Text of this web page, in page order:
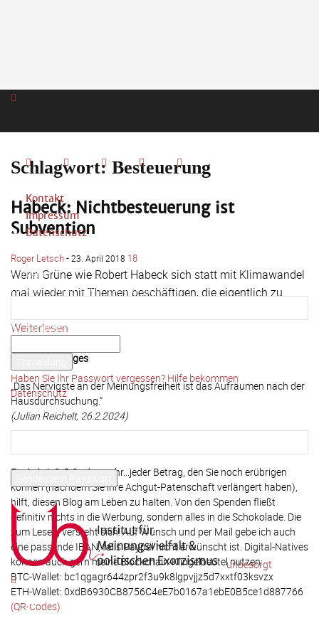
Kontakt
Impressum
Datenschutz
Anmelden
Herzlich willkommen! Melden Sie sich an
Ihr Benutzername
Haben Sie Ihr Passwort vergessen? Hilfe bekommen
Datenschutz
Passwort-Wiederherstellung
Passwort zurücksetzen
Ein Passwort wird Ihnen per Email zugeschickt.
unbesorgt
Schlagwort: Besteuerung
Habeck: Nichtbesteuerung ist
Subvention
Roger Letsch-23. April 2018 18
Wenn Grüne wie Robert Habeck sich statt mit Klimawandel
mal wieder mit Themen beschäftigen, die eigentlich zu
Weiterlesen
Spruch des Tages
„Das Nervigste an der Meinungsfreiheit ist das Aufräumen nach der
Hausdurchsuchung.“
(Julian Reichelt, 26.2.2024)
Egal ob 1 €, 5 € oder mehr...jeder Betrag, den Sie noch erübrigen
können (nachdem Sie ihre Achgut-Patenschaft verlängert haben),
hilft, diesen Blog am Leben zu halten. Von den Spenden fließt
definitiv nichts in die Werbung, sondern alles in die Schokolade. Die
zum Lesen, versteht sich! Auf Wunsch und per Mail gebe ich auch
eine passende IBAN, falls Paypal nicht erwünscht ist. Digital-Natives
können auch gern meine Blockchain-Klingelbeutel nutzen:
BTC-Wallet: bc1qgagr644zpr2f3u9k8lgpvjjz5d7xxtf03ksvzx
ETH-Wallet: 0xdB6930CB8756C4eE7b0167a1ebE0B5ce1d887766
(QR-Codes)